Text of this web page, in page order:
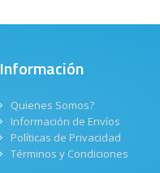
Información
Quienes Somos?
Información de Envíos
Políticas de Privacidad
Términos y Condiciones